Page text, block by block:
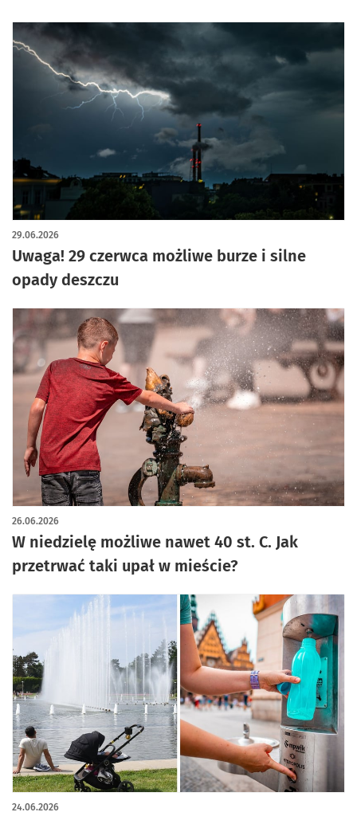
Uwaga! 29 czerwca możliwe burze i silne
opady deszczu
29.06.2026
W niedzielę możliwe nawet 40 st. C. Jak
przetrwać taki upał w mieście?
26.06.2026
24.06.2026